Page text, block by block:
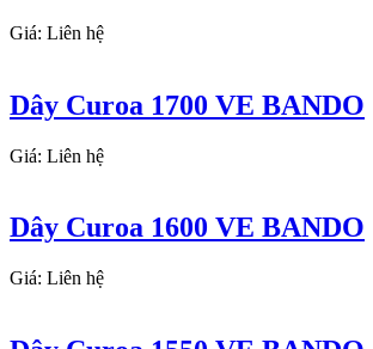
Giá: Liên hệ
Dây Curoa 1700 VE BANDO
Giá: Liên hệ
Dây Curoa 1600 VE BANDO
Giá: Liên hệ